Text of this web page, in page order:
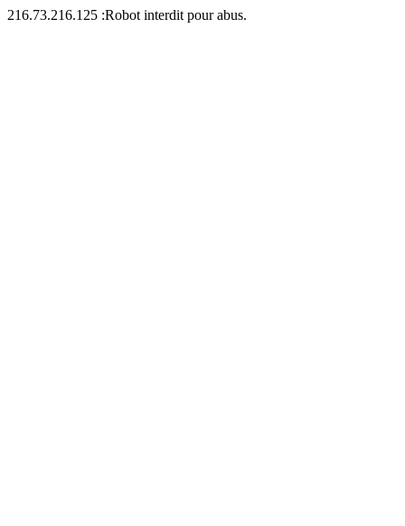
216.73.216.125 :Robot interdit pour abus.